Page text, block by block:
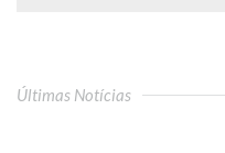
Últimas Notícias